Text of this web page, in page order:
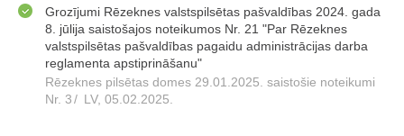
Grozījumi Rēzeknes valstspilsētas pašvaldības 2024. gada
8. jūlija saistošajos noteikumos Nr. 21 "Par Rēzeknes
valstspilsētas pašvaldības pagaidu administrācijas darba
reglamenta apstiprināšanu"
Rēzeknes pilsētas domes 29.01.2025. saistošie noteikumi
Nr. 3/ LV, 05.02.2025.